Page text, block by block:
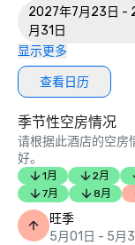
2027年7月23日 -
月31日
显示更多
查看日历
季节性空房情况
请根据此酒店的空房
好。
1月 2月
7月
8月
旺季
5月01日 - 5月